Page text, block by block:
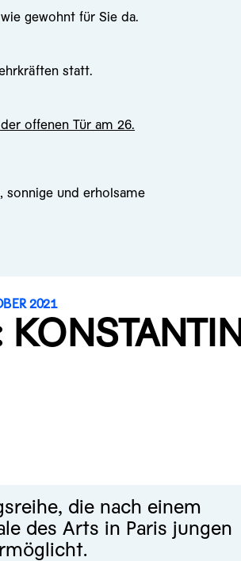
gewohnt für Sie da.
statt.
der offenen Tür am 26.
sonnige und erholsame
2021
die nach einem
des Arts in Paris jungen